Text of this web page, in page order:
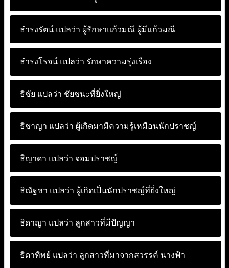
ธำรงรัตน์ แปลว่า ผู้รักษาแก้วมณี ผู้มีแก้วมณี
ธำรงโรจน์ แปลว่า รักษาความรุ่งเรือง
ธิชัย แปลว่า ชัยชนะที่ยิ่งใหญ่
ธิชาญา แปลว่า ผู้เกิดมามีความรู้เหมือนนักปราชญ์
ธิญาดา แปลว่า จอมปราชญ์
ธิณัฐชา แปลว่า ผู้เกิดเป็นนักปราชญ์ที่ยิ่งใหญ่
ธิดาญา แปลว่า ลูกสาวที่มีปัญญา
ธิดาทิพย์ แปลว่า ลูกสาวที่มาจากสวรรค์ นางฟ้า